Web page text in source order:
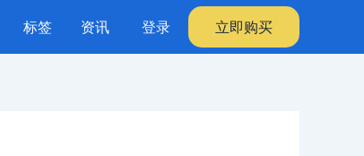
标签 资讯 登录 立即购买